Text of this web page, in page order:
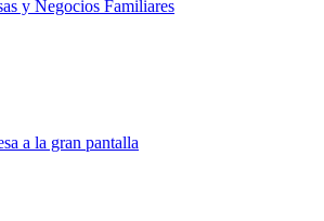
y Negocios Familiares
a la gran pantalla